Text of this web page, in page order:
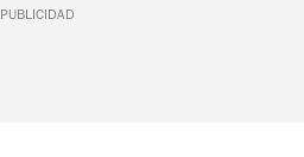
PUBLICIDAD